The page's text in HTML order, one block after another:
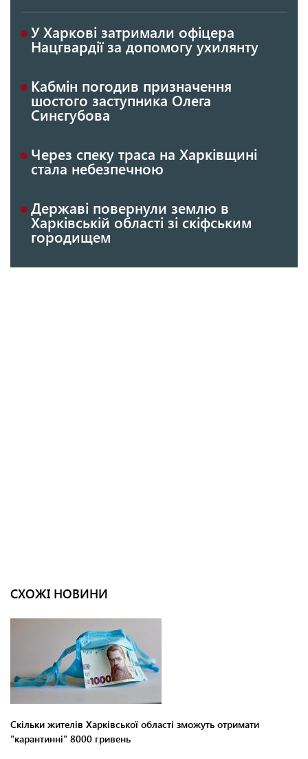
У Харкові затримали офіцера
Нацгвардії за допомогу ухилянту
Кабмін погодив призначення
шостого заступника Олега
Синєгубова
Через спеку траса на Харківщині
стала небезпечною
Державі повернули землю в
Харківській області зі скіфським
городищем
СХОЖІ НОВИНИ
Скільки жителів Харківської області зможуть отримати
"карантинні" 8000 гривень